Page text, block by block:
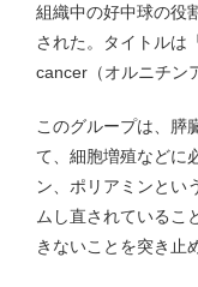
組織中の好中球の役
された。タイトルは
cancer（オルニチン
このグループは、膵
て、細胞増殖などに
ン、ポリアミンとい
ムし直されているこ
きないことを突き止